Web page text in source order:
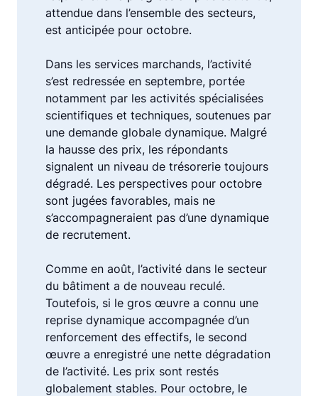
attendue dans l’ensemble des secteurs,
est anticipée pour octobre.
Dans les services marchands, l’activité
s’est redressée en septembre, portée
notamment par les activités spécialisées
scientifiques et techniques, soutenues par
une demande globale dynamique. Malgré
la hausse des prix, les répondants
signalent un niveau de trésorerie toujours
dégradé. Les perspectives pour octobre
sont jugées favorables, mais ne
s’accompagneraient pas d’une dynamique
de recrutement.
Comme en août, l’activité dans le secteur
du bâtiment a de nouveau reculé.
Toutefois, si le gros œuvre a connu une
reprise dynamique accompagnée d’un
renforcement des effectifs, le second
œuvre a enregistré une nette dégradation
de l’activité. Les prix sont restés
globalement stables. Pour octobre, le